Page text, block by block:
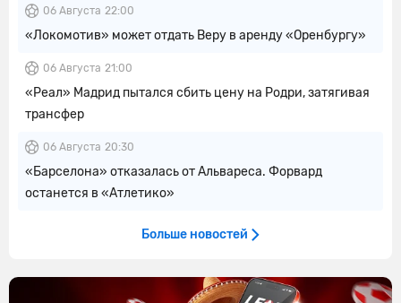
06 Августа 22:00
«Локомотив» может отдать Веру в аренду «Оренбургу»
06 Августа 21:00
«Реал» Мадрид пытался сбить цену на Родри, затягивая
трансфер
06 Августа 20:30
«Барселона» отказалась от Альвареса. Форвард
останется в «Атлетико»
Больше новостей